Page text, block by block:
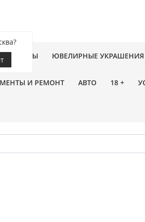
ЦВЕТЫ ЮВЕЛИРНЫЕ УКРАШЕНИЯ
И РЕМОНТ АВТО 18 +